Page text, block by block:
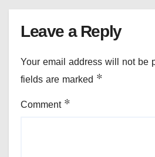
Leave a Reply
Your email address will not be
fields are marked *
Comment *